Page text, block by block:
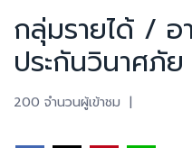
กลุ่มรายได้ /
ประกันวินาศภัย
200 จำนวนผู้เข้าชม |